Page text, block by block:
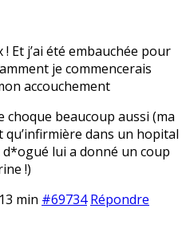
Et j’ai été embauchée pour
je commencerais
accouchement
choque beaucoup aussi (ma
dans un hopital
lui a donné un coup
!)
min #69734 Répondre